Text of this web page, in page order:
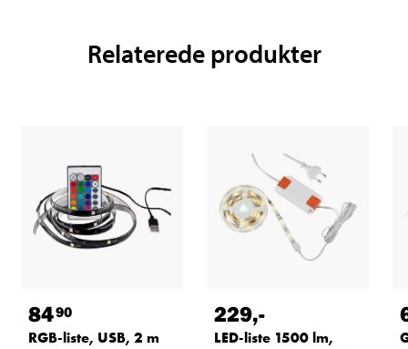
Relaterede produkter
8490
RGB-liste, USB, 2 m
229,-
LED-liste 1500 lm,